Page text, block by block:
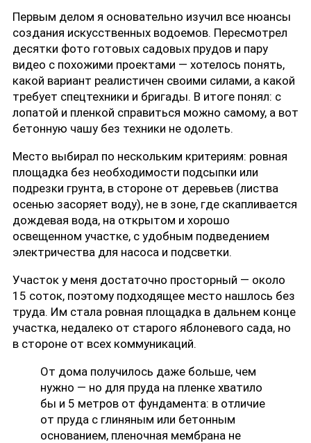
Первым делом я основательно изучил все нюансы
создания искусственных водоемов. Пересмотрел
десятки фото готовых садовых прудов и пару
видео с похожими проектами — хотелось понять,
какой вариант реалистичен своими силами, а какой
требует спецтехники и бригады. В итоге понял: с
лопатой и пленкой справиться можно самому, а вот
бетонную чашу без техники не одолеть.
Место выбирал по нескольким критериям: ровная
площадка без необходимости подсыпки или
подрезки грунта, в стороне от деревьев (листва
осенью засоряет воду), не в зоне, где скапливается
дождевая вода, на открытом и хорошо
освещенном участке, с удобным подведением
электричества для насоса и подсветки.
Участок у меня достаточно просторный — около
15 соток, поэтому подходящее место нашлось без
труда. Им стала ровная площадка в дальнем конце
участка, недалеко от старого яблоневого сада, но
в стороне от всех коммуникаций.
От дома получилось даже больше, чем
нужно — но для пруда на пленке хватило
бы и 5 метров от фундамента: в отличие
от пруда с глиняным или бетонным
основанием, пленочная мембрана не